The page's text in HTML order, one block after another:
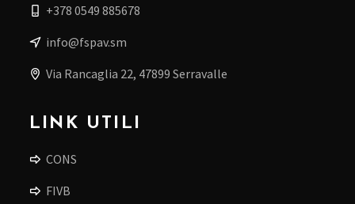
+378 0549 885678
info@fspav.sm
Via Rancaglia 22, 47899 Serravalle
LINK UTILI
CONS
FIVB